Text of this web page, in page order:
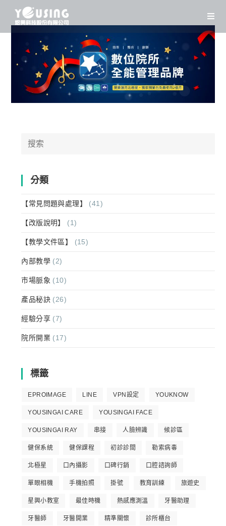
Search
分類
【常見問題與處理】 (41)
【改版說明】 (1)
【教學文件區】 (15)
內部教學 (2)
市場脈象 (10)
產品秘訣 (26)
經驗分享 (7)
院所開業 (17)
標籤
EPROIMAGE LINE VPN設定 YOUKNOW
YOUSINGAI CARE YOUSINGAI FACE
YOUSINGAI RAY 串接 人臉辨識 候診區
健保系統 健保課程 初診診間 勒索病毒
北極星 口內攝影 口碑行銷 口腔諮詢師
單眼相機 手機拍照 掛號 教育訓練 旅遊史
星興小教室 最佳時機 熱感應測溫 牙醫助理
牙醫師 牙醫開業 精準關懷 診所櫃台